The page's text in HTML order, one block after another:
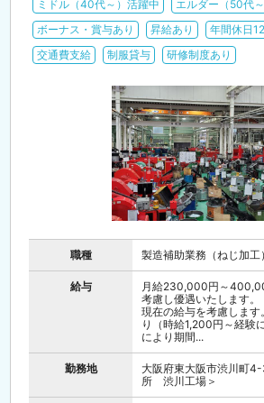
ミドル（40代～）活躍中
エルダー（50代
ボーナス・賞与あり
昇給あり
年間休日
交通費支給
制服貸与 研修制度あり
職種 製造補助業務（ねじ加工）
給与
月給230,000円～
考慮し優遇いたします
現在の給与を考慮しま
り（時給1,200円～経
により期間...
勤務地
大阪府東大阪市渋川町
所 渋川工場＞